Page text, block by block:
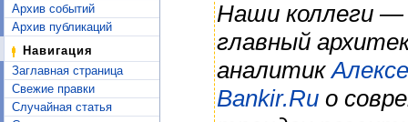
Архив событий
Архив публикаций
Навигация
Заглавная страница
Свежие правки
Случайная статья
Наши коллеги
главный
аналитик
Bankir.Ru о